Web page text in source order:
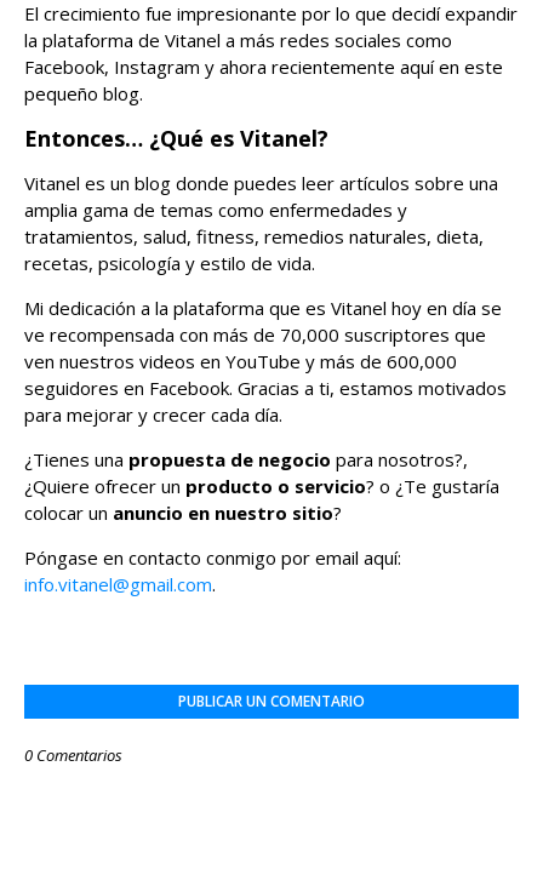
El crecimiento fue impresionante por lo que decidí expandir
la plataforma de Vitanel a más redes sociales como
Facebook, Instagram y ahora recientemente aquí en este
pequeño blog.
Entonces… ¿Qué es Vitanel?
Vitanel es un blog donde puedes leer artículos sobre una
amplia gama de temas como enfermedades y
tratamientos, salud, fitness, remedios naturales, dieta,
recetas, psicología y estilo de vida.
Mi dedicación a la plataforma que es Vitanel hoy en día se
ve recompensada con más de 70,000 suscriptores que
ven nuestros videos en YouTube y más de 600,000
seguidores en Facebook. Gracias a ti, estamos motivados
para mejorar y crecer cada día.
¿Tienes una propuesta de negocio para nosotros?,
¿Quiere ofrecer un producto o servicio? o ¿Te gustaría
colocar un anuncio en nuestro sitio?
Póngase en contacto conmigo por email aquí:
info.vitanel@gmail.com.
PUBLICAR UN COMENTARIO
0 Comentarios